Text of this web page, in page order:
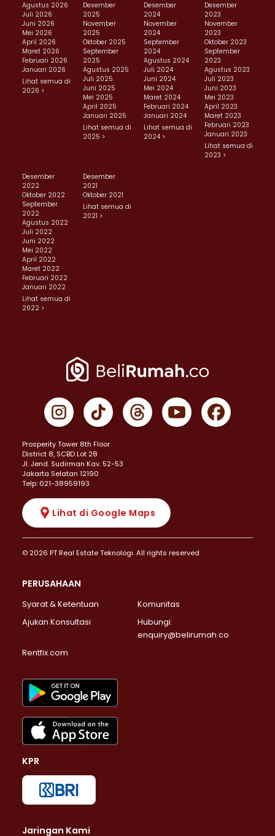
Agustus 2026
Juli 2026
Juni 2026
Mei 2026
April 2026
Maret 2026
Februari 2026
Januari 2026
Lihat semua di
2026 >
Desember
2025
November
2025
Oktober 2025
September
2025
Agustus 2025
Juli 2025
Juni 2025
Mei 2025
April 2025
Januari 2025
Lihat semua di
2025 >
Desember
2024
November
2024
September
2024
Agustus 2024
Juli 2024
Juni 2024
Mei 2024
Maret 2024
Februari 2024
Januari 2024
Lihat semua di
2024 >
Desember
2023
November
2023
Oktober 2023
September
2023
Agustus 2023
Juli 2023
Juni 2023
Mei 2023
April 2023
Maret 2023
Februari 2023
Januari 2023
Lihat semua di
2023 >
Desember
2022
Oktober 2022
September
2022
Agustus 2022
Juli 2022
Juni 2022
Mei 2022
April 2022
Maret 2022
Februari 2022
Januari 2022
Lihat semua di
2022 >
Desember
2021
Oktober 2021
Lihat semua di
2021 >
Prosperity Tower 8th Floor
District 8, SCBD Lot 28
JI. Jend. Sudirman Kav. 52-53
Jakarta Selatan 12190
Telp: 021-38959193
Lihat di Google Maps
© 2026 PT Real Estate Teknologi. All rights reserved
PERUSAHAAN
Syarat & Ketentuan
Komunitas
Ajukan Konsultasi
Hubungi:
enquiry@belirumah.co
Rentfix.com
KPR
Jaringan Kami